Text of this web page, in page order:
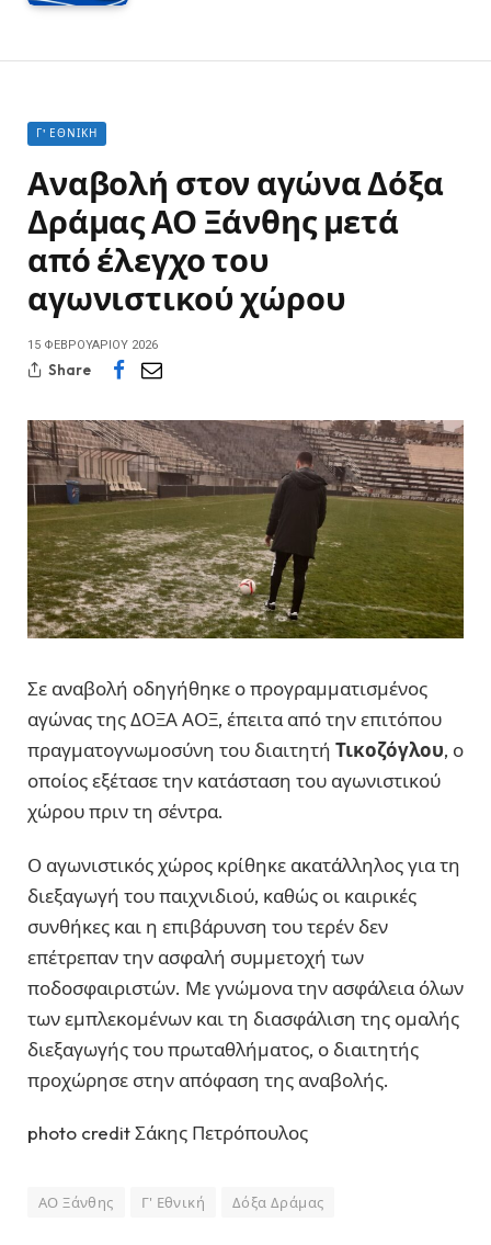
Γ' ΕΘΝΙΚΉ
Αναβολή στον αγώνα Δόξα
Δράμας ΑΟ Ξάνθης μετά
από έλεγχο του
αγωνιστικού χώρου
15 ΦΕΒΡΟΥΑΡΊΟΥ 2026
Share
Σε αναβολή οδηγήθηκε ο προγραμματισμένος
αγώνας της ΔΟΞΑ ΑΟΞ, έπειτα από την επιτόπου
πραγματογνωμοσύνη του διαιτητή Τικοζόγλου, ο
οποίος εξέτασε την κατάσταση του αγωνιστικού
χώρου πριν τη σέντρα.
Ο αγωνιστικός χώρος κρίθηκε ακατάλληλος για τη
διεξαγωγή του παιχνιδιού, καθώς οι καιρικές
συνθήκες και η επιβάρυνση του τερέν δεν
επέτρεπαν την ασφαλή συμμετοχή των
ποδοσφαιριστών. Με γνώμονα την ασφάλεια όλων
των εμπλεκομένων και τη διασφάλιση της ομαλής
διεξαγωγής του πρωταθλήματος, ο διαιτητής
προχώρησε στην απόφαση της αναβολής.
photo credit Σάκης Πετρόπουλος
ΑΟ Ξάνθης Γ' Εθνική Δόξα Δράμας